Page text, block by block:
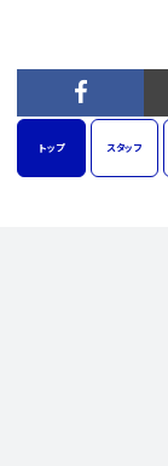
トップ スタッフ